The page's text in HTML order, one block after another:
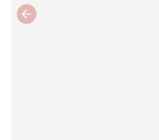
Previous slide